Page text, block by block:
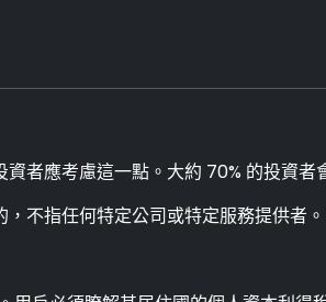
者應考慮這一點。大約 70% 的投資者
不指任何特定公司或特定服務提供者。